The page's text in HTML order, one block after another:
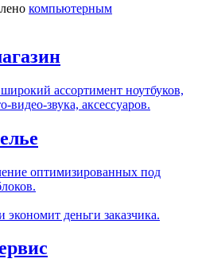
компьютерным
ассортимент ноутбуков,
звука, аксессуаров.
оптимизированных под
деньги заказчика.